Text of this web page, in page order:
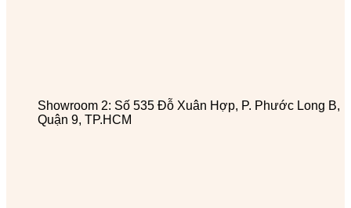
Showroom 2: Số 535 Đỗ Xuân Hợp, P. Phước Long B,
Quận 9, TP.HCM